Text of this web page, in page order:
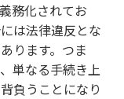
務化されてお
は法律違反とな
ります。つま
単なる手続き上
負うことになり